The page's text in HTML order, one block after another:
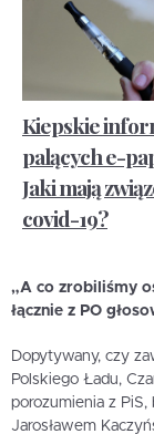
Kiepskie
palących e-
Jaki mają
covid-19?
„A co zrobiliśmy
łącznie z PO
Dopytywany, czy
Polskiego Ładu,
porozumienia z
Jarosławem